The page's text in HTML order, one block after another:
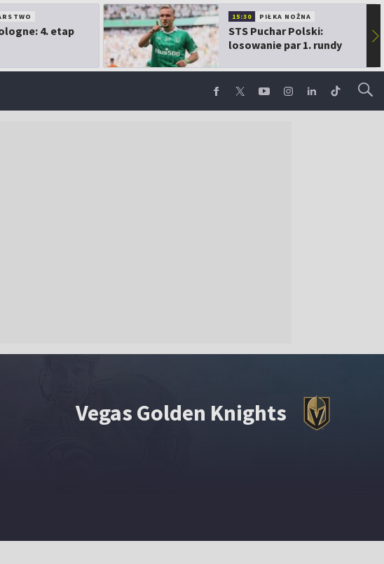
4. etap
15:30 PIŁKA NOŻNA
STS Puchar Polski:
losowanie par 1. rundy
▶
Vegas Golden Knights